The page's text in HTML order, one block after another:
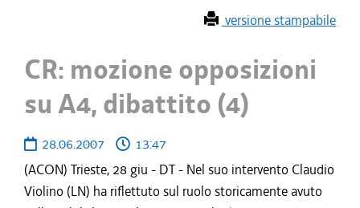
versione stampabile
CR: mozione opposizioni
su A4, dibattito (4)
28.06.2007
13:47
(ACON) Trieste, 28 giu - DT - Nel suo intervento Claudio
Violino (LN) ha riflettuto sul ruolo storicamente avuto